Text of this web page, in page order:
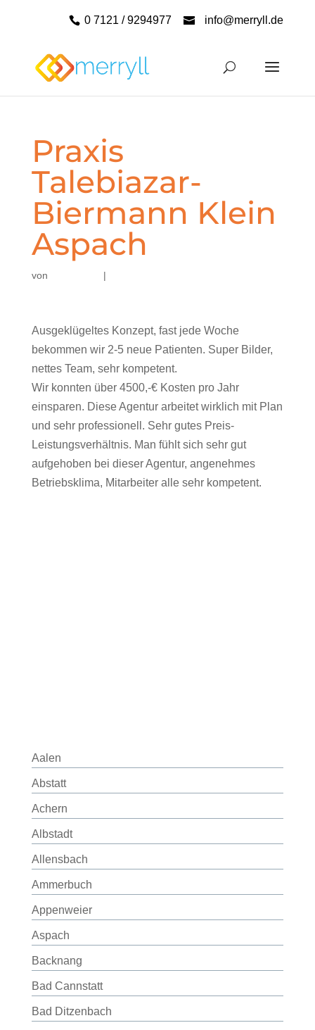
0 7121 / 9294977 info@merryll.de
Praxis
Talebiazar-
Biermann Klein
Aspach
von |
Ausgeklügeltes Konzept, fast jede Woche
bekommen wir 2-5 neue Patienten. Super Bilder,
nettes Team, sehr kompetent.
Wir konnten über 4500,-€ Kosten pro Jahr
einsparen. Diese Agentur arbeitet wirklich mit Plan
und sehr professionell. Sehr gutes Preis-
Leistungsverhältnis. Man fühlt sich sehr gut
aufgehoben bei dieser Agentur, angenehmes
Betriebsklima, Mitarbeiter alle sehr kompetent.
Aalen
Abstatt
Achern
Albstadt
Allensbach
Ammerbuch
Appenweier
Aspach
Backnang
Bad Cannstatt
Bad Ditzenbach